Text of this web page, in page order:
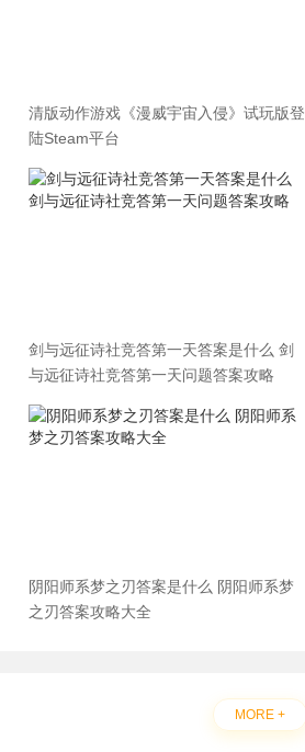
清版动作游戏《漫威宇宙入侵》试玩版登
陆Steam平台
剑与远征诗社竞答第一天答案是什么 剑
与远征诗社竞答第一天问题答案攻略
阴阳师系梦之刃答案是什么 阴阳师系梦
之刃答案攻略大全
MORE +